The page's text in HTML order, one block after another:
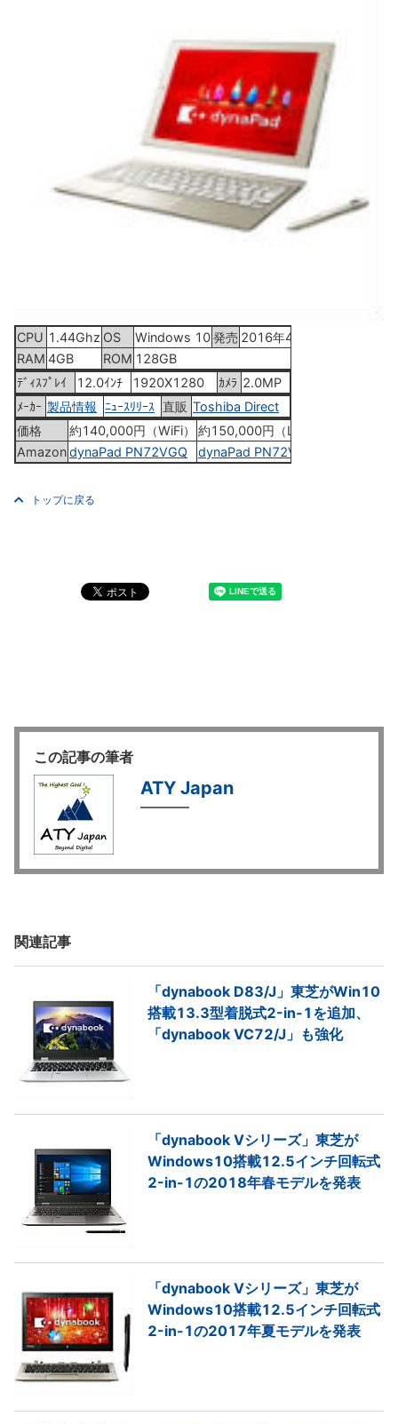
CPU 1.44Ghz OS Windows 10発売 2016年4月22日
RAM 4GB ROM 128GB
ﾃﾞｨｽﾌﾟﾚｲ
12.0ｲﾝﾁ 1920X1280 ｶﾒﾗ 2.0MP
ﾒｰｶｰ 製品情報 ﾆｭｰｽﾘﾘｰｽ 直販 Toshiba Direct
価格
約140,000円（WiFi）
約150,000円（LTE）
AmazondynaPad PN72VGQ dynaPad PN72VGP
トップに戻る
この記事の筆者
ATY Japan
関連記事
「dynabook D83/J」東芝がWin10
搭載13.3型着脱式2-in-1を追加、
「dynabook VC72/J」も強化
「dynabook Vシリーズ」東芝が
Windows10搭載12.5インチ回転式
2-in-1の2018年春モデルを発表
「dynabook Vシリーズ」東芝が
Windows10搭載12.5インチ回転式
2-in-1の2017年夏モデルを発表